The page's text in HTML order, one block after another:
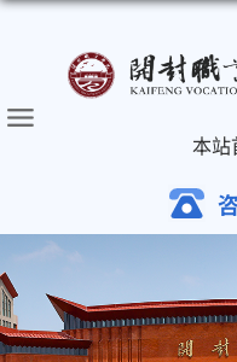
本站